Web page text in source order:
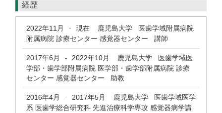
経歴
2022年11月 - 現在 鹿児島大学 医歯学域附属病院
附属病院 診療センター 感覚器センター 講師
2017年6月 - 2022年10月
鹿児島大学 医歯学域医
学部・歯学部附属病院 医学部・歯学部附属病院 診療
センター 感覚器センター 助教
2016年4月 - 2017年5月
鹿児島大学 医歯学域医学
系 医歯学総合研究科 先進治療科学専攻 感覚器病学講